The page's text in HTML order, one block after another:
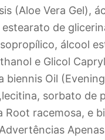
(Aloe Vera Gel),
de
álcool
e Glicol
biennis Oil (Evening
sorbato de
Root racemosa, e